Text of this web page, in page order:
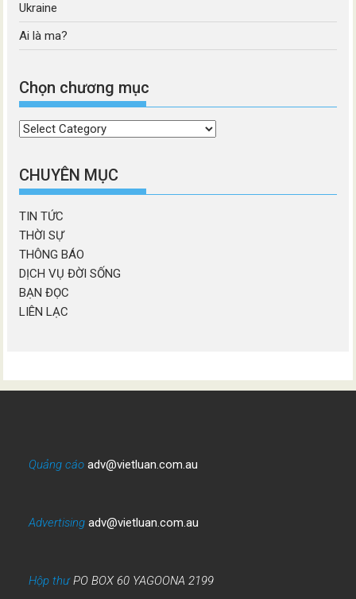
Ukraine
Ai là ma?
Chọn chương mục
Chọn
mục
CHUYÊN MỤC
TIN TỨC
THỜI SỰ
THÔNG BÁO
DỊCH VỤ ĐỜI SỐNG
BẠN ĐỌC
LIÊN LẠC
Quảng cáo adv@vietluan.com.au
Advertising adv@vietluan.com.au
Hộp thưPO BOX 60 YAGOONA 2199